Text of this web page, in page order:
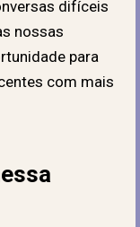
difíceis
nossas
para
com mais